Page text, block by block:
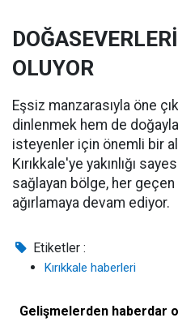
OLUYOR
Eşsiz manzarasıyla öne
dinlenmek hem de
isteyenler için önemli bir
Kırıkkale'ye yakınlığı
sağlayan bölge, her
ağırlamaya devam ediyor.
Etiketler :
Kırıkkale haberleri
Gelişmelerden haberdar